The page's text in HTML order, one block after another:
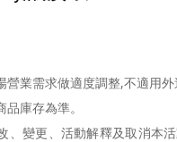
營業需求做適度調整,不適用外
庫存為準。
、變更、活動解釋及取消本